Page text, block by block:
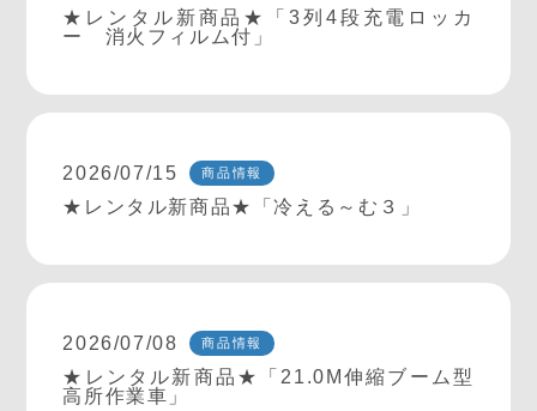
★レンタル新商品★「3列4段充電ロッカ
ー 消火フィルム付」
2026/07/15 商品情報
★レンタル新商品★「冷える～む３」
2026/07/08 商品情報
★レンタル新商品★「21.0M伸縮ブーム型
高所作業車」